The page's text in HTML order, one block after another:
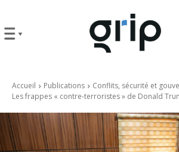
Accueil Publications
Conflits, sécurité et
Les frappes « contre-terroristes » de Donald